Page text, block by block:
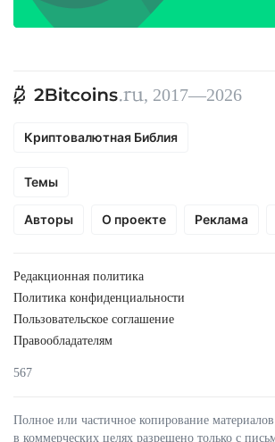
, 2017—2026
Криптовалютная Библия
Темы
Авторы О проекте Реклама
Редакционная политика
Политика конфиденциальности
Пользовательское соглашение
Правообладателям
567
Полное или частичное копирование
в коммерческих целях разрешено только с